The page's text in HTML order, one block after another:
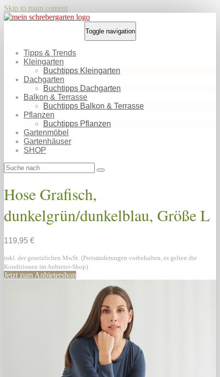
Skip to main content
Toggle navigation
Tipps & Trends
Kleingarten
Buchtipps Kleingarten
Dachgarten
Buchtipps Dachgarten
Balkon & Terrasse
Buchtipps Balkon & Terrasse
Pflanzen
Buchtipps Pflanzen
Gartenmöbel
Gartenhäuser
SHOP
Hose Grafisch,
dunkelgrün/dunkelblau, Größe L
119,95 €
inkl. der gesetzlichen MwSt. (Preisänderungen vorbehalten, es gelten die
Konditionen im Anbieter-Shop)
Jetzt zum Anbietershop